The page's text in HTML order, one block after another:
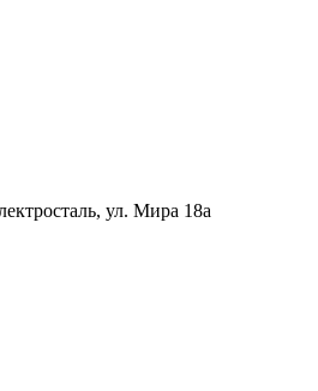
ул. Мира 18а